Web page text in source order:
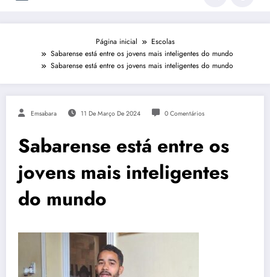
Página inicial
Escolas
Sabarense está entre os jovens mais inteligentes do mundo
Sabarense está entre os jovens mais inteligentes do mundo
Emsabara 11 De Março De 2024 0 Comentários
Sabarense está entre os
jovens mais inteligentes
do mundo